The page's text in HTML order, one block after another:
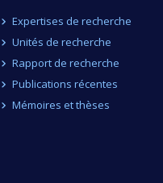
Expertises de recherche
Unités de recherche
Rapport de recherche
Publications récentes
Mémoires et thèses